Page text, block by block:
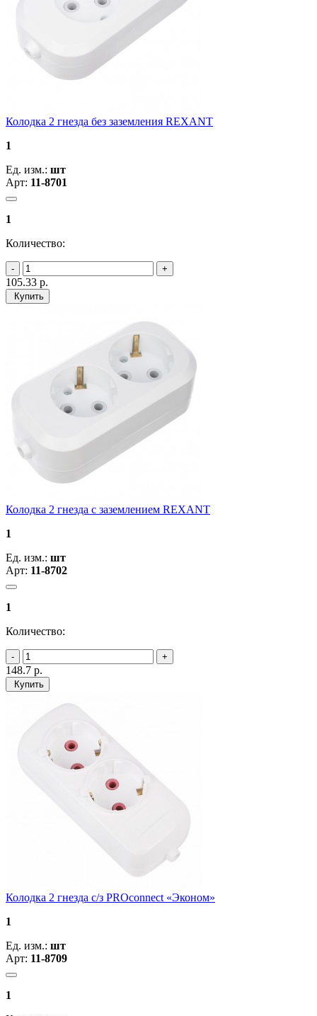
Колодка 2 гнезда без заземления REXANT
1
Ед. изм.: шт
Арт: 11-8701
1
Количество:
105.33 р.
Купить
Колодка 2 гнезда с заземлением REXANT
1
Ед. изм.: шт
Арт: 11-8702
1
Количество:
148.7 р.
Купить
Колодка 2 гнезда с/з PROconnect «Эконом»
1
Ед. изм.: шт
Арт: 11-8709
1